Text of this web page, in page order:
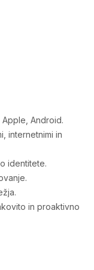
Android.
internetnimi in
identitete.
in proaktivno